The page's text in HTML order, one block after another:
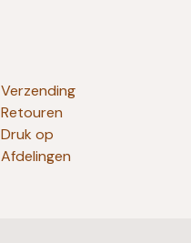
Verzending
Retouren
Druk op
Afdelingen